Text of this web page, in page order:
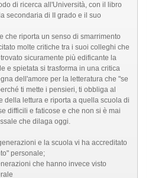
di ricerca all'Università, con il libro
secondaria di II grado e il suo
che riporta un senso di smarrimento
molte critiche tra i suoi colleghi che
sicuramente più edificante la
e spietata si trasforma in una critica
dell'amore per la letteratura che "se
ti mette i pensieri, ti obbliga al
della lettura e riporta a quella scuola di
difficili e faticose e che non si è mai
che dilaga oggi.
e la scuola vi ha accreditato
personale;
che hanno invece visto